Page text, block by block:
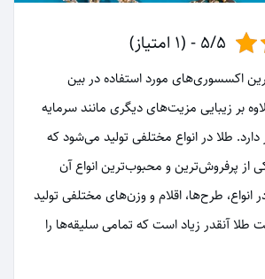
5/5 - (1 امتیاز)
اکسسوری‌های مورد استفاده در بین
بر زیبایی مزیت‌های دیگری مانند سرمایه
دارد. طلا در انواع مختلفی تولید می‌شود که
از پرفروش‌ترین و محبوب‌ترین انواع آن
طرح‌ها، اقلام و وزن‌های مختلفی تولید
آنقدر زیاد است که تمامی سلیقه‌ها را